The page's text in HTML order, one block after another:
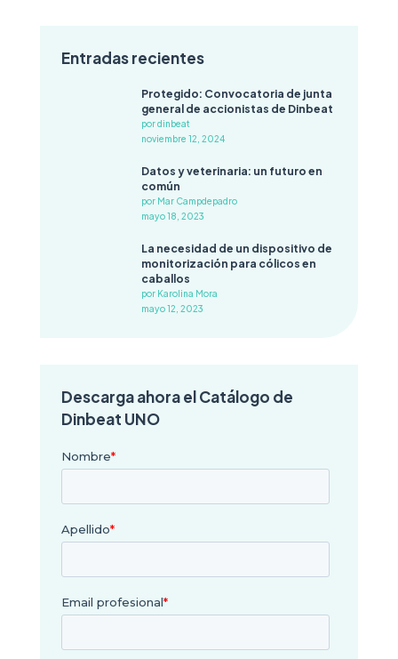
Entradas recientes
Protegido: Convocatoria de junta
general de accionistas de Dinbeat
por dinbeat
noviembre 12, 2024
Datos y veterinaria: un futuro en
común
por Mar Campdepadro
mayo 18, 2023
La necesidad de un dispositivo de
monitorización para cólicos en
caballos
por Karolina Mora
mayo 12, 2023
Descarga ahora el Catálogo de
Dinbeat UNO